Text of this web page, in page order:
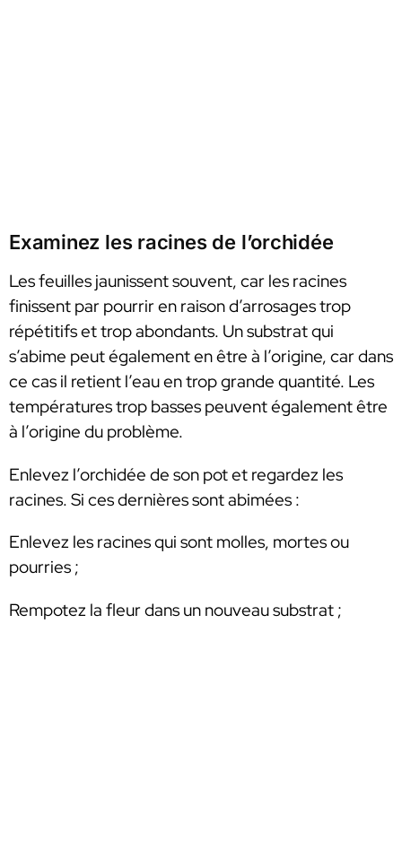
Examinez les racines de l’orchidée
Les feuilles jaunissent souvent, car les racines
finissent par pourrir en raison d’arrosages trop
répétitifs et trop abondants. Un substrat qui
s’abime peut également en être à l’origine, car dans
ce cas il retient l’eau en trop grande quantité. Les
températures trop basses peuvent également être
à l’origine du problème.
Enlevez l’orchidée de son pot et regardez les
racines. Si ces dernières sont abimées :
Enlevez les racines qui sont molles, mortes ou
pourries ;
Rempotez la fleur dans un nouveau substrat ;